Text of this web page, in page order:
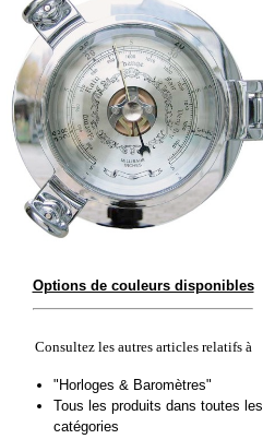
Options de couleurs disponibles
Consultez les autres articles relatifs à
"Horloges & Baromètres"
Tous les produits dans toutes les
catégories